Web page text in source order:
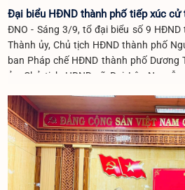
Đại biểu HĐND thành phố tiếp xúc cử
ĐNO - Sáng 3/9, tổ đại biểu số 9
Thành ủy, Chủ tịch HĐND thành phố
ban Pháp chế HĐND thành phố Dương
ủy, Chủ tịch HĐND xã Đại Lộc
2021 - 2026.